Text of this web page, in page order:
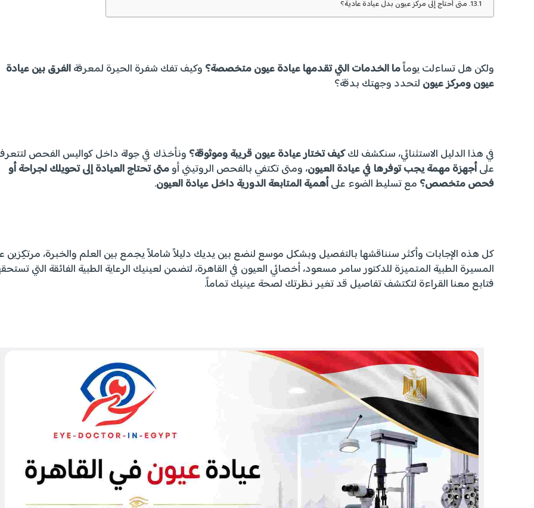
متى أحتاج إلى مركز عيون بدل عيادة عادية؟
ولكن هل تساءلت يوماًما الخدمات التي تقدمها عيادة عيون متخصصة؟ وكيف تفك شفرة الحيرة لمعرفةالفرق بين عيادة
عيون ومركز عيون لتحدد وجهتك بدقة؟
في هذا الدليل الاستثنائي، سنكشف لككيف تختار عيادة عيون قريبة وموثوقة؟ ونأخذك في جولة داخل كواليس الفحص
علىأجهزة مهمة يجب توفرها في عيادة العيون، ومتى تكتفي بالفحص الروتيني أومتى تحتاج العيادة إلى تحويلك لجراحة أو
فحص متخصص؟ مع تسليط الضوء علىأهمية المتابعة الدورية داخل عيادة العيون.
كل هذه الإجابات وأكثر سنناقشها بالتفصيل وبشكل موسع لنضع بين يديك دليلاً شاملاً يجمع بين العلم والخبرة، مرتكِزين
المسيرة الطبية المتميزة للدكتور سامر مسعود، أخصائي العيون في القاهرة، لتضمن لعينيك الرعاية الطبية الفائقة التي
فتابع معنا القراءة لتكتشف تفاصيل قد تغير نظرتك لصحة عينيك تماماً.